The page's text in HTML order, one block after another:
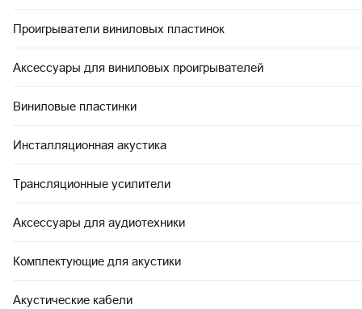
Проигрыватели виниловых пластинок
Аксессуары для виниловых проигрывателей
Виниловые пластинки
Инсталляционная акустика
Трансляционные усилители
Аксессуары для аудиотехники
Комплектующие для акустики
Акустические кабели